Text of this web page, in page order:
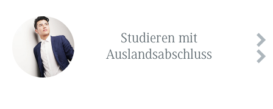
Studieren mit
Auslandsabschluss